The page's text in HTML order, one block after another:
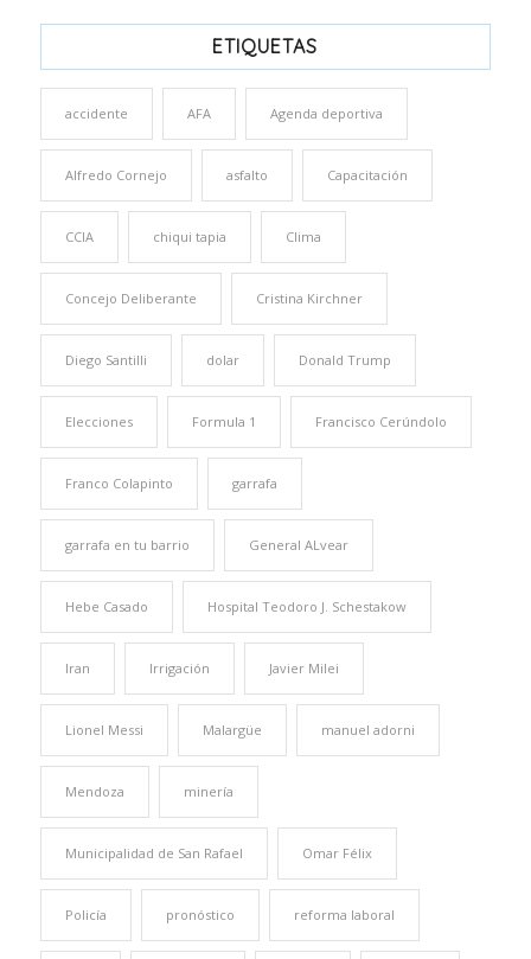
ETIQUETAS
accidente AFA Agenda deportiva
Alfredo Cornejo asfalto Capacitación
CCIA chiqui tapia Clima
Concejo Deliberante Cristina Kirchner
Diego Santilli dolar Donald Trump
Elecciones Formula 1 Francisco Cerúndolo
Franco Colapinto garrafa
garrafa en tu barrio General ALvear
Hebe Casado Hospital Teodoro J. Schestakow
Iran Irrigación Javier Milei
Lionel Messi Malargüe manuel adorni
Mendoza minería
Municipalidad de San Rafael Omar Félix
Policía pronóstico reforma laboral